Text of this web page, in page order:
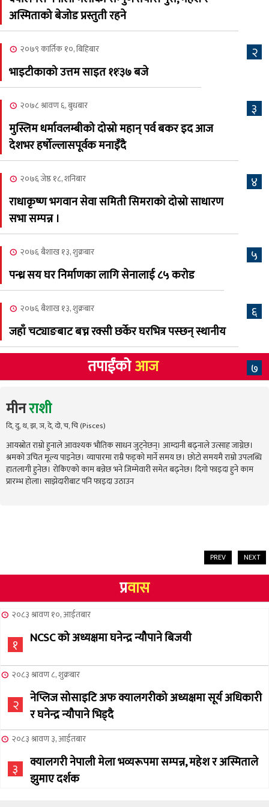
कामना खबर पत्रिका
७ क्यालगरी नेपाली मेला
२०८३ श्रावण २, शनिबार
८
क्यालगरी नेपाली मेलाको
अस्मिताको बेजोड प्रस्तुती रहने
अस्मिताको बेजोड प्रस्तुती रहने
२
२०७९ कार्तिक १०, बिहिबार
भाइटीकाको उत्तम साइत ११ः३७ बजे
३
२०७८ श्रावण ६, बुधबार
मुस्लिम धर्मावलम्बीको दोस्रो महान् पर्व बकर इद आज
देशभर हर्षोल्लासपूर्वक मनाइँदै
४
२०७६ जेष्ठ १८, शनिबार
राधाकृष्ण भगवान सेवा समिती सिमराको दोस्रो साधारण
सभा सम्पन्न ।
५
२०७६ बैशाख १३, शुक्रबार
पन्ध्र सय घर निर्माणका लागि सेनालाई ८५ करोड
६
२०७६ बैशाख १३, शुक्रबार
जहाँ चट्याङबाट बच्न रक्सी छर्केर घरभित्र पस्छन् स्थानीय
७
तपाईंकोआज
मीनराशी
दि, दु, थ, झ, ञ, दे, दो, च, चि (Pisces)
आयस्रोत राम्रो हुनाले आवश्यक भौतिक साधन जुट्नेछन्। आम्दानी बढ्नाले उत्साह जाग्नेछ।
श्रमको उचित मूल्य पाइनेछ। व्यापारमा राम्रै फड्को मार्ने समय छ। छोटो समयमै राम्रो उपलब्धि
हातलागी हुनेछ। रोकिएको काम बन्नेछ भने जिम्मेवारी समेत बढ्नेछ। दिगो फाइदा हुने काम
प्रारम्भ होला। साझेदारीबाट पनि फाइदा उठाउन
PREV NEXT
प्रवास
२०८३ श्रावण १०, आईतबार
१ NCSC को अध्यक्षमा घनेन्द्र न्यौपाने बिजयी
२०८३ श्रावण ८, शुक्रबार
२
नेप्लिज सोसाइटि अफ क्यालगरीको अध्यक्षमा सूर्य अधिकारी
र घनेन्द्र न्यौपाने भिड्दै
२०८३ श्रावण ३, आईतबार
३
क्यालगरी नेपाली मेला भव्यरूपमा सम्पन्न, महेश र अस्मिताले
झुमाए दर्शक